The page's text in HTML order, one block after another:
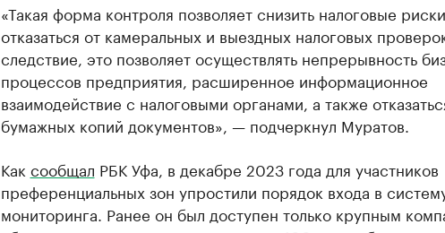
«Такая форма контроля позволяет снизить налоговые
отказаться от камеральных и выездных налоговых
следствие, это позволяет осуществлять непрерывность
процессов предприятия, расширенное информационное
взаимодействие с налоговыми органами, а также
бумажных копий документов», — подчеркнул Муратов.
Как сообщал РБК Уфа, в декабре 2023 года для участников
преференциальных зон упростили порядок входа в
мониторинга. Ранее он был доступен только крупным